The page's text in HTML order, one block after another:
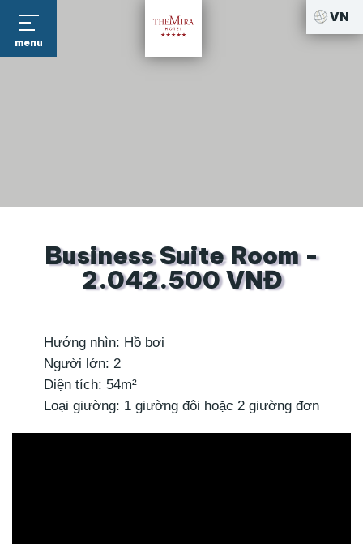
menu
VN
Business Suite Room -
2.042.500 VNĐ
Hướng nhìn: Hồ bơi
Người lớn: 2
Diện tích: 54m²
Loại giường: 1 giường đôi hoặc 2 giường đơn